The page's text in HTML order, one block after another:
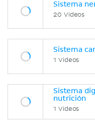
Sistema
20 Videos
Sistema
1 Videos
Sistema
nutrición
1 Videos